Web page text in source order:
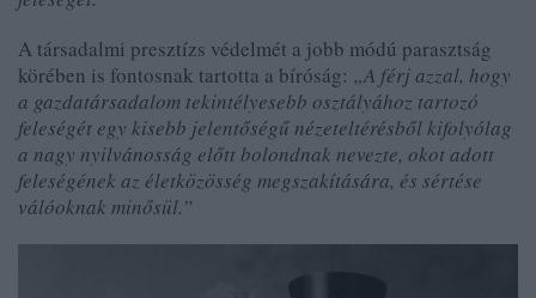
A társadalmi presztízs védelmét a jobb módú parasztság
körében is fontosnak tartotta a bíróság: „A férj azzal, hogy
a gazdatársadalom tekintélyesebb osztályához tartozó
feleségét egy kisebb jelentőségű nézeteltérésből kifolyólag
a nagy nyilvánosság előtt bolondnak nevezte, okot adott
feleségének az életközösség megszakítására, és sértése
válóoknak minősül.”